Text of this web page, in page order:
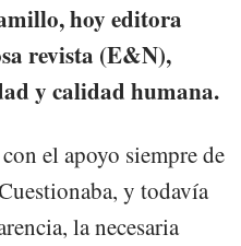
hoy editora
revista (E&N),
y calidad humana.
el apoyo siempre de
y todavía
la necesaria